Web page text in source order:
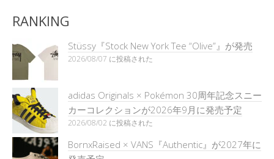
RANKING
Stüssy『Stock New York Tee “Olive”』が発売
2026/08/07 に投稿された
adidas Originals × Pokémon 30周年記念スニー
カーコレクションが2026年9月に発売予定
2026/08/02 に投稿された
BornxRaised × VANS『Authentic』が2027年に